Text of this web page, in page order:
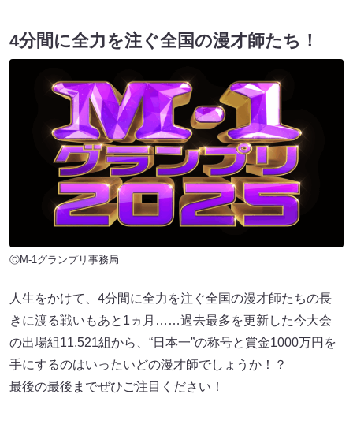
4分間に全力を注ぐ全国の漫才師たち！
ⒸM-1グランプリ事務局
人生をかけて、4分間に全力を注ぐ全国の漫才師たちの長
きに渡る戦いもあと1ヵ月……過去最多を更新した今大会
の出場組11,521組から、“日本一”の称号と賞金1000万円を
手にするのはいったいどの漫才師でしょうか！？
最後の最後までぜひご注目ください！